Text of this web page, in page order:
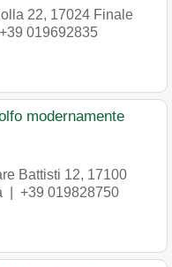
22, 17024 Finale
+39 019692835
modernamente
Battisti 12, 17100
| +39 019828750